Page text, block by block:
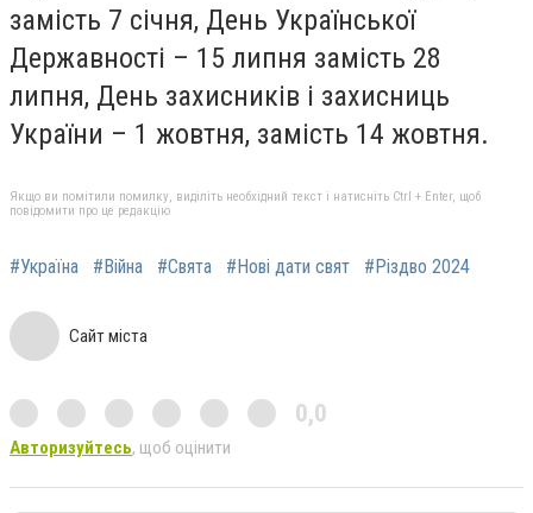
замість 7 січня, День Української
Державності – 15 липня замість 28
липня, День захисників і захисниць
України – 1 жовтня, замість 14 жовтня.
Якщо ви помітили помилку, виділіть необхідний текст і натисніть Ctrl + Enter, щоб
повідомити про це редакцію
#Україна #Війна #Свята #Нові дати свят #Різдво 2024
Сайт міста
0,0
Авторизуйтесь, щоб оцінити